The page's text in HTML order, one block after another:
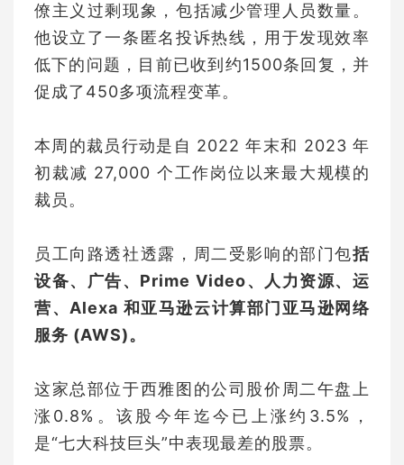
僚主义过剩现象，包括减少管理人员数量。
他设立了一条匿名投诉热线，用于发现效率
低下的问题，目前已收到约1500条回复，并
促成了450多项流程变革。
本周的裁员行动是自 2022 年末和 2023 年
初裁减 27,000 个工作岗位以来最大规模的
裁员。
员工向路透社透露，周二受影响的部门包括
设备、广告、Prime Video、人力资源、运
营、Alexa 和亚马逊云计算部门亚马逊网络
服务 (AWS)。
这家总部位于西雅图的公司股价周二午盘上
涨0.8%。该股今年迄今已上涨约3.5%，
是“七大科技巨头”中表现最差的股票。